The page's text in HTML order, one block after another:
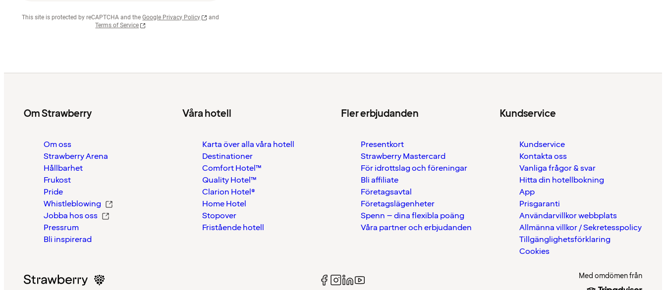
This site is protected by reCAPTCHA and the Google Privacy Policy
and
Terms of Service
Om Strawberry
Om oss
Strawberry Arena
Hållbarhet
Frukost
Pride
Whistleblowing
Jobba hos oss
Pressrum
Bli inspirerad
Våra hotell
Karta över alla våra hotell
Destinationer
Comfort Hotel™
Quality Hotel™
Clarion Hotel®
Home Hotel
Stopover
Fristående hotell
Fler erbjudanden
Presentkort
Strawberry Mastercard
För idrottslag och föreningar
Bli affiliate
Företagsavtal
Företagslägenheter
Spenn – dina flexibla poäng
Våra partner och erbjudanden
Kundservice
Kundservice
Kontakta oss
Vanliga frågor & svar
Hitta din hotellbokning
App
Prisgaranti
Användarvillkor webbplats
Allmänna villkor / Sekretesspolicy
Tillgänglighetsförklaring
Cookies
Med omdömen från